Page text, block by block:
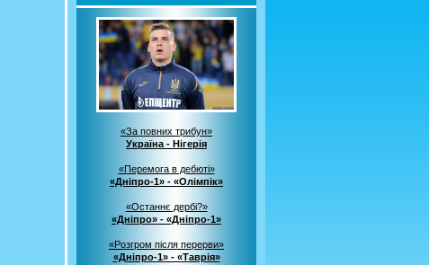
«За повних трибун»
Україна - Нігерія
«Перемога в дебюті»
«Дніпро-1» - «Олімпік»
«Останнє дербі?»
«Дніпро» - «Дніпро-1»
«Розгром після перерви»
«Дніпро-1» - «Таврія»